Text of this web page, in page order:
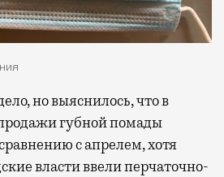
губной помады
с апрелем, хотя
власти ввели перчаточно-